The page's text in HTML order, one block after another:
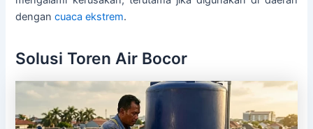
dengancuaca ekstrem.
Solusi Toren Air Bocor